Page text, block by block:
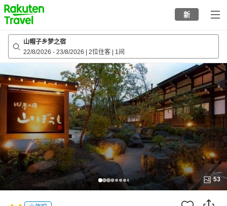
to
top
page
新
山帽子乡梦之宿
22/8/2026 - 23/8/2026 2位住客 1间
53